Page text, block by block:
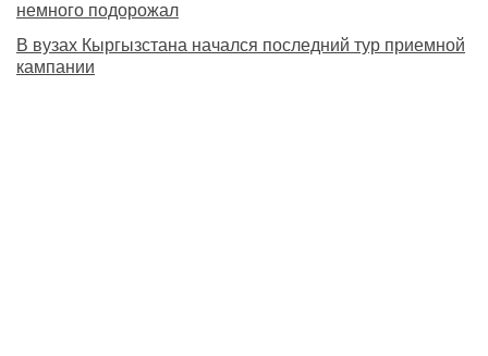
немного подорожал
В вузах Кыргызстана начался последний тур приемной
кампании